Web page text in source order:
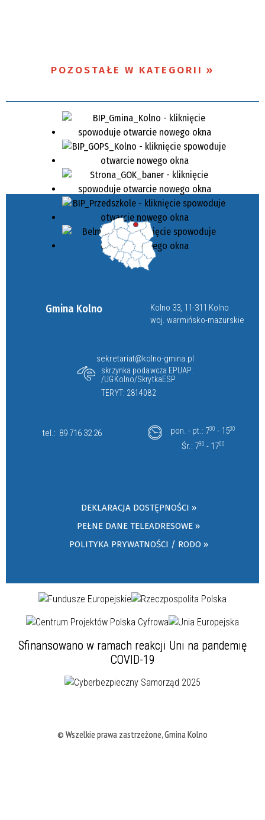
POZOSTAŁE W KATEGORII
Gmina Kolno
Kolno 33, 11-311 Kolno
woj. warmińsko-mazurskie
sekretariat@kolno-gmina.pl
skrzynka podawcza EPUAP:
/UGKolno/SkrytkaESP
TERYT: 2814082
tel.: 89 716 32 26 pon. - pt.: 730 - 1530
Śr.: 730 - 1700
DEKLARACJA DOSTĘPNOŚCI »
PEŁNE DANE TELEADRESOWE »
POLITYKA PRYWATNOŚCI / RODO »
Sfinansowano w ramach reakcji Uni na pandemię
COVID-19
© Wszelkie prawa zastrzeżone, Gmina Kolno